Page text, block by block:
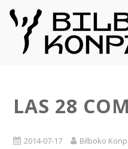
LAS 28
2014-07-17 Bilboko